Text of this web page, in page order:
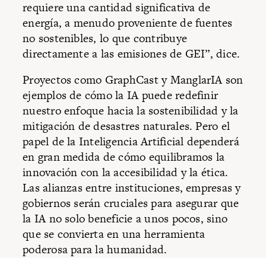
requiere una cantidad significativa de
energía, a menudo proveniente de fuentes
no sostenibles, lo que contribuye
directamente a las emisiones de GEI”, dice.
Proyectos como GraphCast y ManglarIA son
ejemplos de cómo la IA puede redefinir
nuestro enfoque hacia la sostenibilidad y la
mitigación de desastres naturales. Pero el
papel de la Inteligencia Artificial dependerá
en gran medida de cómo equilibramos la
innovación con la accesibilidad y la ética.
Las alianzas entre instituciones, empresas y
gobiernos serán cruciales para asegurar que
la IA no solo beneficie a unos pocos, sino
que se convierta en una herramienta
poderosa para la humanidad.